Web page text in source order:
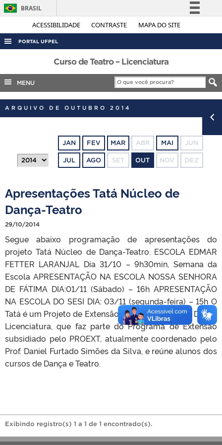
ACESSIBILIDADE CONTRASTE MAPA DO SITE
BRASIL
Simplifique!
Legislação
Canais
PORTAL UFPEL
ACESSO À INFORMAÇÃO
AUDITORIA
COBALTO
CONCURSOS
OUVIDORIA
TELEFONES
Curso de Teatro – Licenciatura
MENU
ARQUIVO DE OUTUBRO 2014
JAN FEV MAR ABR MAI JUN
JUL AGO SET OUT NOV DEZ
Apresentações Tatá Núcleo de
Dança-Teatro
29/10/2014
Segue abaixo programação de apresentações do
projeto Tatá Núcleo de Dança-Teatro. ESCOLA EDMAR
FETTER LARANJAL Dia 31/10 – 9h30min, Semana da
Escola APRESENTAÇÃO NA ESCOLA NOSSA SENHORA
DE FÁTIMA DIA:01/11 (Sábado) – 16h APRESENTAÇÃO
NA ESCOLA DO SESI DIA: 03/11 (segunda-feira) – 15h O
Tatá é um Projeto de Extensão ligado ao Curso de Dança
Licenciatura, que faz parte do Programa de Extensão
subsidiado pelo PROEXT, atualmente coordenado pelo
Prof. Daniel Furtado Simões da Silva, e reúne alunos dos
cursos de Dança e Teatro.
Exibindo registro(s) 1 a 1 de 1 encontrado(s).